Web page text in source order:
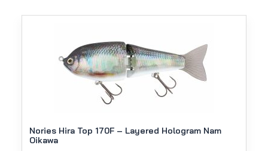
Nories Hira Top 170F – Layered Hologram Nam
Oikawa